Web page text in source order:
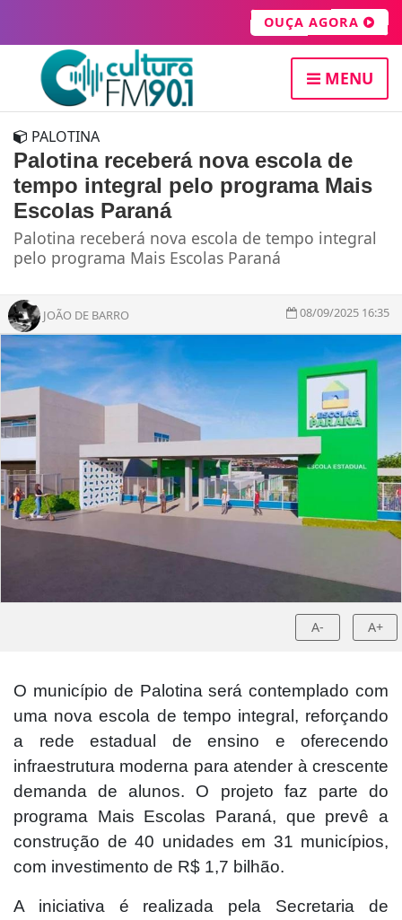
OUÇA AGORA
MENU
PALOTINA
Palotina receberá nova escola de
tempo integral pelo programa Mais
Escolas Paraná
Palotina receberá nova escola de tempo integral
pelo programa Mais Escolas Paraná
JOÃO DE BARRO 08/09/2025 16:35
A- A+
O município de Palotina será contemplado com
uma nova escola de tempo integral, reforçando
a rede estadual de ensino e oferecendo
infraestrutura moderna para atender à crescente
demanda de alunos. O projeto faz parte do
programa Mais Escolas Paraná, que prevê a
construção de 40 unidades em 31 municípios,
com investimento de R$ 1,7 bilhão.
A iniciativa é realizada pela Secretaria de